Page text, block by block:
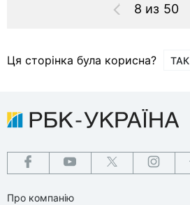
8 из 50
Ця сторінка була корисна? ТАК
Про компанію